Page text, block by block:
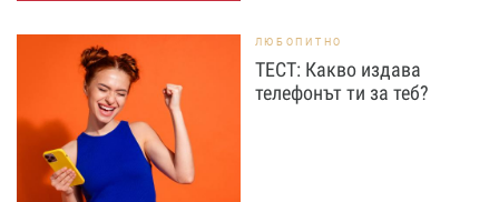
ЛЮБОПИТНО
ТЕСТ: Какво издава
телефонът ти за теб?